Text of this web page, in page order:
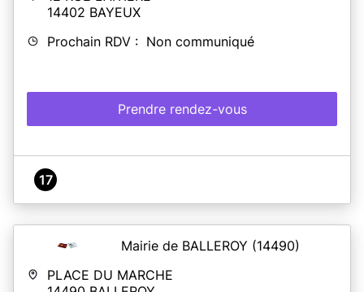
14402 BAYEUX
Prochain RDV : Non communiqué
Prendre rendez-vous
17
Mairie de BALLEROY (14490)
PLACE DU MARCHE